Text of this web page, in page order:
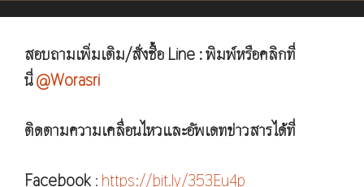
สอบถามเพิ่มเติม/สั่งซื้อ Line : พิมพ์หรือคลิกที่
นี่@Worasri
ติดตามความเคลื่อนไหวและอัพเดทข่าวสารได้ที่
Facebook : https://bit.ly/353Eu4p